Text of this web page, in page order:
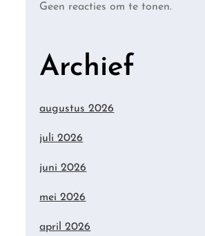
Geen reacties om te tonen.
Archief
augustus 2026
juli 2026
juni 2026
mei 2026
april 2026